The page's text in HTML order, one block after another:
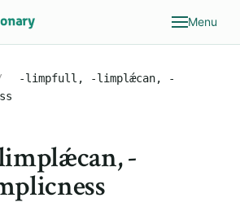
Menu
-limpfull, -limplǽcan, -
-